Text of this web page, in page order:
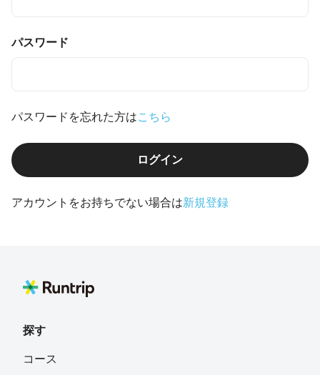
パスワード
パスワードを忘れた方はこちら
ログイン
アカウントをお持ちでない場合は新規登録
探す
コース